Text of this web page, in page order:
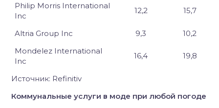
Philip Morris International
Inc
12,2 15,7
Altria Group Inc 9,3
10,2
Mondelez International
Inc
16,4 19,8
Источник: Refinitiv
Коммунальные услуги в моде при любой погоде